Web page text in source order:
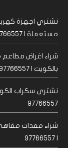
نشتري اجهزة
مستعملة | 97766557
شراء اغراض
بالكويت | 97766557
نشتري سكراب
97766557
شراء معدات
| 97766557